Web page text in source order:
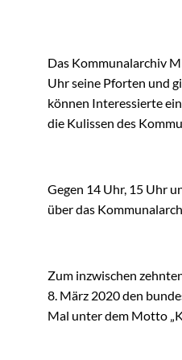
Das Kommunalarchiv
Uhr seine Pforten und
können Interessierte
die Kulissen des
Gegen 14 Uhr, 15 Uhr
über das
Zum inzwischen
8. März 2020 den
Mal unter dem Motto